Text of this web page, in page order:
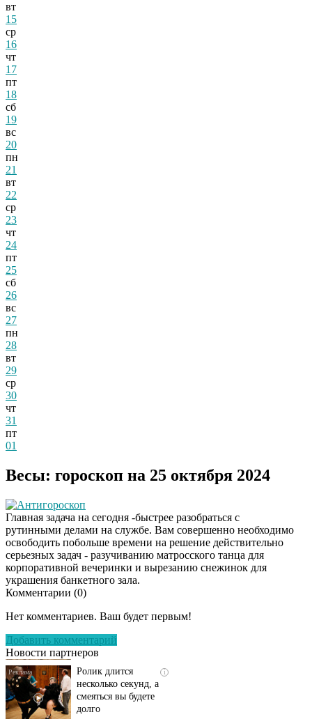
вт
15
ср
16
чт
17
пт
18
сб
19
вс
20
пн
21
вт
22
ср
23
чт
24
пт
25
сб
26
вс
27
пн
28
вт
29
ср
30
чт
31
пт
01
Весы: гороскоп на 25 октября 2024
Антигороскоп
Главная задача на сегодня -быстрее разобраться с
рутинными делами на службе. Вам совершенно необходимо
освободить побольше времени на решение действительно
серьезных задач - разучиванию матросского танца для
корпоративной вечеринки и вырезанию снежинок для
украшения банкетного зала.
Комментарии (0)
Нет комментариев. Ваш будет первым!
Добавить комментарий
Новости партнеров
Скрытая камера на
люди вытворяют, когда
несколько секунд, а
смеяться вы будете
долго